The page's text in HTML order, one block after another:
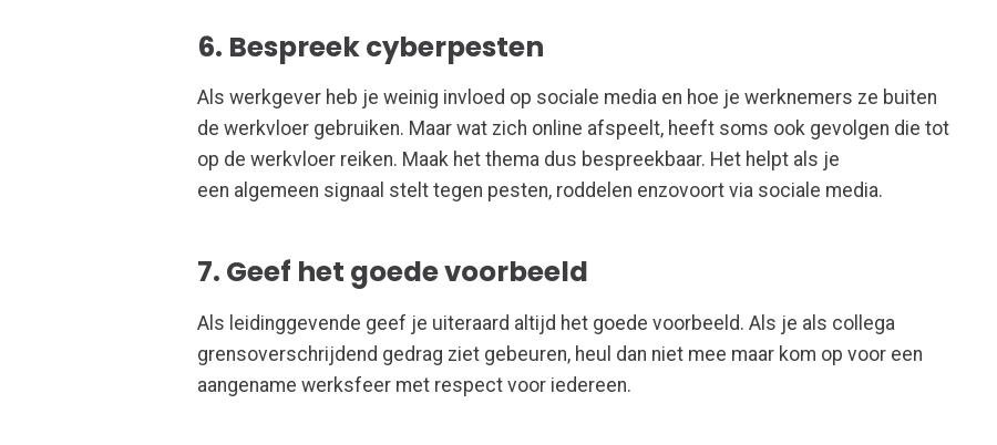
6. Bespreek cyberpesten
Als werkgever heb je weinig invloed op sociale media en hoe je werknemers ze buiten
de werkvloer gebruiken. Maar wat zich online afspeelt, heeft soms ook gevolgen die tot
op de werkvloer reiken. Maak het thema dus bespreekbaar. Het helpt als je
een algemeen signaal stelt tegen pesten, roddelen enzovoort via sociale media.
7. Geef het goede voorbeeld
Als leidinggevende geef je uiteraard altijd het goede voorbeeld. Als je als collega
grensoverschrijdend gedrag ziet gebeuren, heul dan niet mee maar kom op voor een
aangename werksfeer met respect voor iedereen.